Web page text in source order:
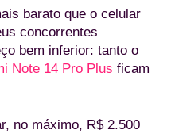
barato que o celular
concorrentes
bem inferior: tanto o
Note 14 Pro Plus ficam
no máximo, R$ 2.500